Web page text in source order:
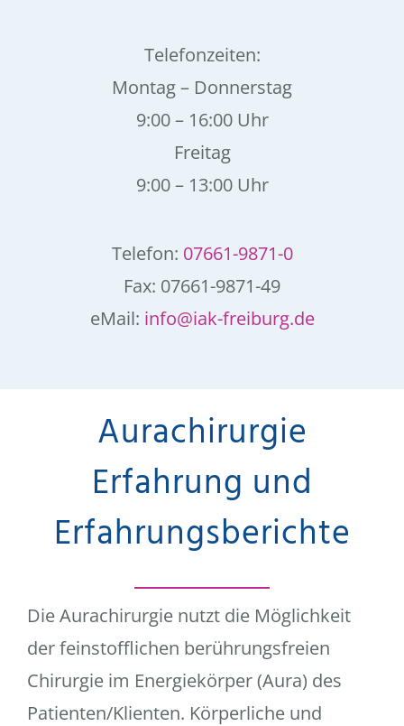
Telefonzeiten:
Montag – Donnerstag
9:00 – 16:00 Uhr
Freitag
9:00 – 13:00 Uhr
Telefon: 07661-9871-0
Fax: 07661-9871-49
eMail: info@iak-freiburg.de
Aurachirurgie
Erfahrung und
Erfahrungsberichte
Die Aurachirurgie nutzt die Möglichkeit
der feinstofflichen berührungsfreien
Chirurgie im Energiekörper (Aura) des
Patienten/Klienten. Körperliche und